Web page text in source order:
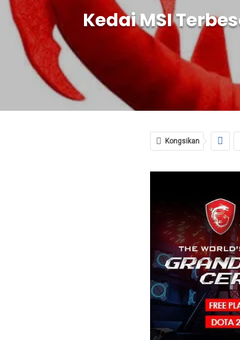
Kedai MSI
Kongsikan